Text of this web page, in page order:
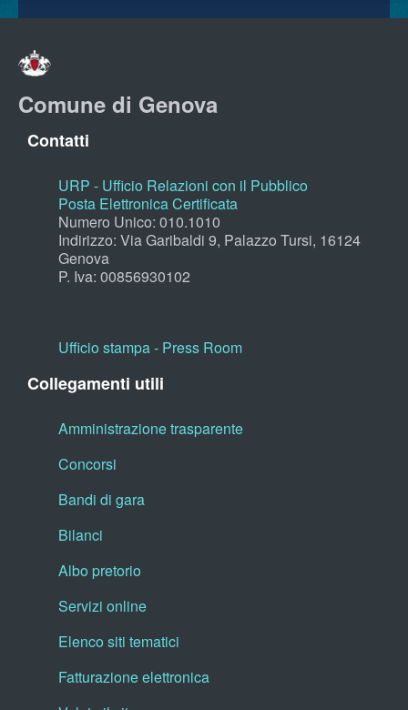
Comune di Genova
Contatti
URP - Ufficio Relazioni con il Pubblico
Posta Elettronica Certificata
Numero Unico: 010.1010
Indirizzo: Via Garibaldi 9, Palazzo Tursi, 16124
Genova
P. Iva: 00856930102
Ufficio stampa - Press Room
Collegamenti utili
Amministrazione trasparente
Concorsi
Bandi di gara
Bilanci
Albo pretorio
Servizi online
Elenco siti tematici
Fatturazione elettronica